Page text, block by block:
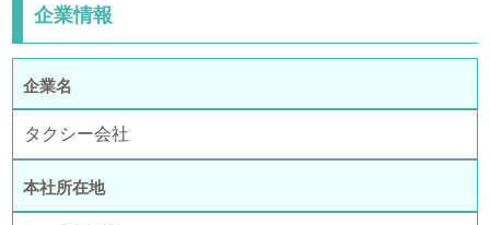
企業情報
企業名
タクシー会社
本社所在地